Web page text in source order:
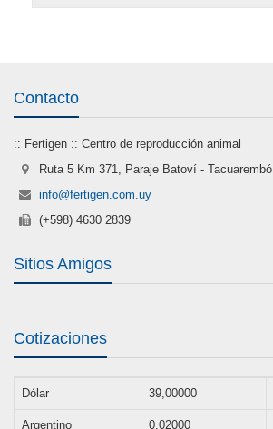
Contacto
:: Fertigen :: Centro de reproducción animal
Ruta 5 Km 371, Paraje Batoví - Tacuarembó
info@fertigen.com.uy
(+598) 4630 2839
Sitios Amigos
Cotizaciones
Dólar 39,00000
Argentino 0,02000